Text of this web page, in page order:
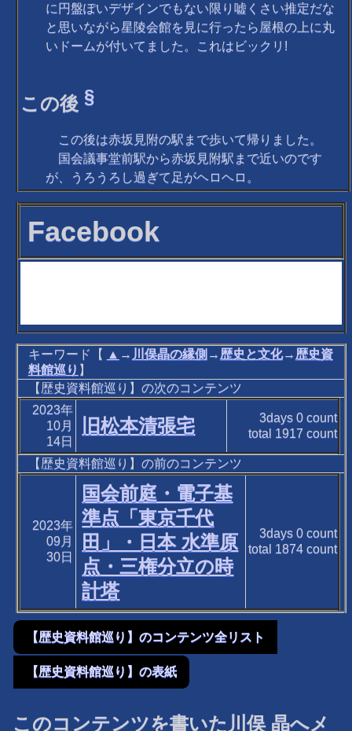
に円盤ぽいデザインでもない限り嘘くさい推定だな
と思いながら星陵会館を見に行ったら屋根の上に丸
いドームが付いてました。これはビックリ!
この後§
この後は赤坂見附の駅まで歩いて帰りました。
国会議事堂前駅から赤坂見附駅まで近いのです
が、うろうろし過ぎて足がヘロヘロ。
Facebook
キーワード【 ▲ → 川俣晶の縁側 → 歴史と文化→ 歴史資
料館巡り 】
【歴史資料館巡り】の次のコンテンツ
2023年
10月
14日
旧松本清張宅 3days 0count
total 1917 count
【歴史資料館巡り】の前のコンテンツ
2023年
09月
30日
国会前庭・電子基
準点「東京千代
田」・日本 水準原
点・三権分立の時
計塔
3days 0count
total 1874count
【歴史資料館巡り】のコンテンツ全リスト
【歴史資料館巡り】の表紙
このコンテンツを書いた川俣 晶へメ